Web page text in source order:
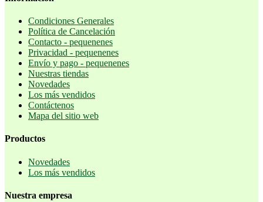
Condiciones Generales
Política de Cancelación
Contacto - pequenenes
Privacidad - pequenenes
Envío y pago - pequenenes
Nuestras tiendas
Novedades
Los más vendidos
Contáctenos
Mapa del sitio web
Productos
Novedades
Los más vendidos
Nuestra empresa